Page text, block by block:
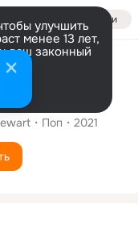
Войти
улучшить
менее 13 лет,
ваш законный
Bro
Поп 2021